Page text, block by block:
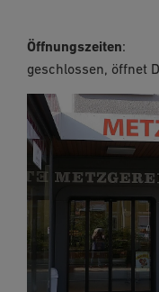
Öffnungszeiten:
geschlossen, öffnet